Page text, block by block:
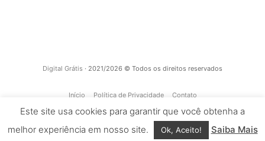
Digital Grátis · 2021/2026 © Todos os direitos reservados
Início Política de Privacidade Contato
Este site usa cookies para garantir que você obtenha a
melhor experiência em nosso site.
Ok, Aceito! Saiba Mais